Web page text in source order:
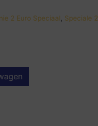
2 Euro Speciaal
Speciale 2